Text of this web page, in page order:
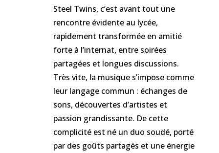
Steel Twins, c’est avant tout une
rencontre évidente au lycée,
rapidement transformée en amitié
forte à l’internat, entre soirées
partagées et longues discussions.
Très vite, la musique s’impose comme
leur langage commun : échanges de
sons, découvertes d’artistes et
passion grandissante. De cette
complicité est né un duo soudé, porté
par des goûts partagés et une énergie